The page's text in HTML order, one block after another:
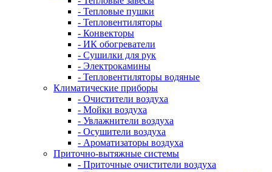
- Тепловые пушки
- Тепловентиляторы
- Конвекторы
- ИК обогреватели
- Сушилки для рук
- Электрокамины
- Тепловентиляторы водяные
Климатические приборы
- Очистители воздуха
- Мойки воздуха
- Увлажнители воздуха
- Осушители воздуха
- Ароматизаторы воздуха
Приточно-вытяжные системы
- Приточные очистители воздуха